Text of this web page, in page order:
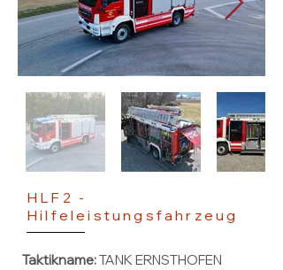
HLF2 -
Hilfeleistungsfahrzeug
Taktikname:TANK ERNSTHOFEN